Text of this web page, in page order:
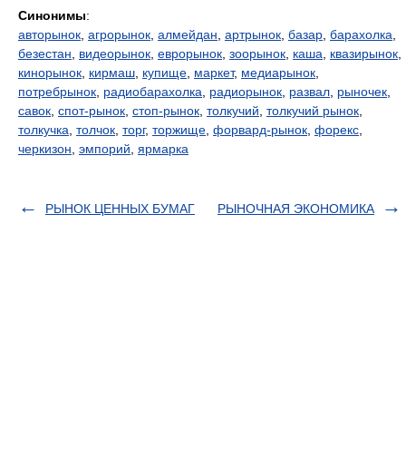
Синонимы:
авторынок агрорынок алмейдан артрынок базар барахолка
безестан
видеорынок еврорынок зоорынок каша квазирынок
кинорынок кирмаш купище маркет, медиарынок
потребрынок радиобарахолка радиорынок развал рыночек
савок спот-рынок стоп-рынок толкучий толкучий рынок
толкучка толчок торг, торжище форвард-рынок форекс
черкизон эмпорий ярмарка
РЫНОК ЦЕННЫХ БУМАГ РЫНОЧНАЯ ЭКОНОМИКА